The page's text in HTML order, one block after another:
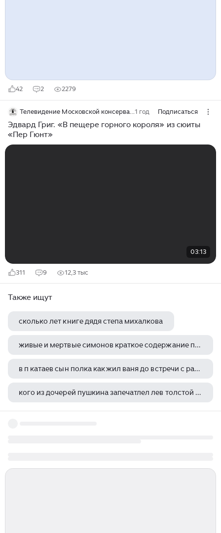
42 2 2279
Телевидение Московской консерватории1 год Подписаться
Эдвард Григ. «В пещере горного короля» из сюиты
«Пер Гюнт»
03:13
311 9 12,3 тыс
Также ищут
сколько лет книге дядя степа михалкова
живые и мертвые симонов краткое содержание по главам
в п катаев сын полка как жил ваня до встречи с разведчиками
кого из дочерей пушкина запечатлел лев толстой в облике анны карениной